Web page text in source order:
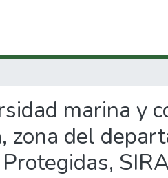
marina y
zona del